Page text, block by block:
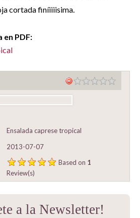
cortada finíiiiisima.
en PDF:
Ensalada caprese tropical
2013-07-07
Based on 1
Review(s)
a la Newsletter!